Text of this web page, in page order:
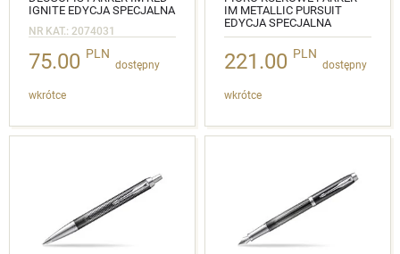
IGNITE EDYCJA SPECJALNA
NR KAT.: 2074031
75.00 PLN
dostępny
wkrótce
IM METALLIC PURSUIT
EDYCJA SPECJALNA
221.00 PLN
dostępny
wkrótce